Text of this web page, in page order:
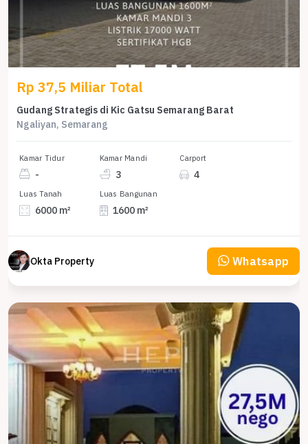
Rp 37,5 Miliar Total
Gudang Strategis di Kic Gatsu Semarang Barat
Ngaliyan, Semarang
Kamar Tidur
-
Kamar Mandi
3
Carport
4
Luas Tanah
6000 m²
Luas Bangunan
1600 m²
Okta Property Whatsapp